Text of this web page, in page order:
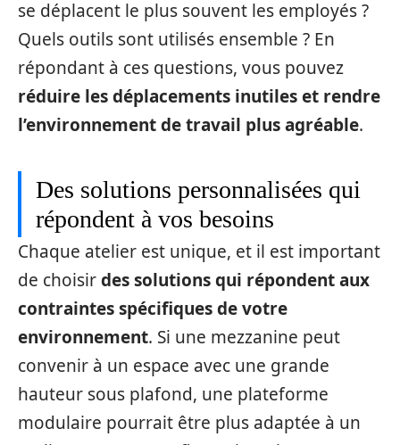
se déplacent le plus souvent les employés ?
Quels outils sont utilisés ensemble ? En
répondant à ces questions, vous pouvez
réduire les déplacements inutiles et rendre
l’environnement de travail plus agréable.
Des solutions personnalisées qui
répondent à vos besoins
Chaque atelier est unique, et il est important
de choisirdes solutions qui répondent aux
contraintes spécifiques de votre
environnement. Si une mezzanine peut
convenir à un espace avec une grande
hauteur sous plafond, une plateforme
modulaire pourrait être plus adaptée à un